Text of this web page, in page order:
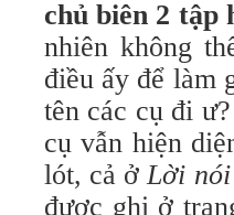
chủ biên 2 tập
nhiên không
điều ấy để làm
tên các cụ đi
cụ vẫn hiện
lót, cả ởLời nói
được ghi ở